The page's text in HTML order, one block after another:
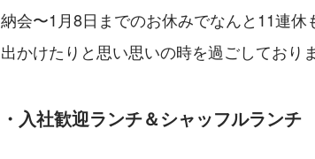
納会〜1月8日までのお休みでなんと11連
出かけたりと思い思いの時を過ごしており
・入社歓迎ランチ＆シャッフルランチ